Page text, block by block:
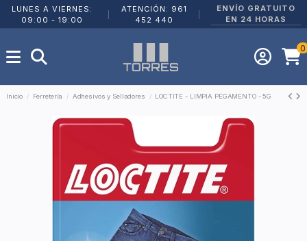
LUNES A VIERNES:
09:00 - 19:00
ATENCIÓN: 961
452 440
ENVÍO GRATUITO
EN 24 HORAS
0
Inicio Ferretería Adhesivos y Selladores LOCTITE - LIMPIA PEGAMENTO - 5G